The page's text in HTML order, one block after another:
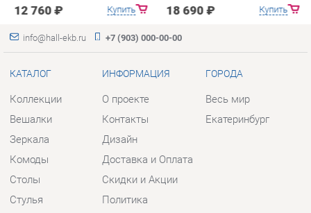
Вешалки
Зеркала
Комоды
Столы
Шкафы
Комплектующие
Контакты
Дизайн
Доставка и Оплата
Скидки и Акции
Гарантия
Помощь
Екатеринбург
КОНТАКТЫ
Шоурум и склад самовывоза